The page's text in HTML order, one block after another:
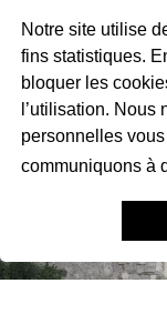
Notre site utilise
fins statistiques.
bloquer les
l’utilisation.
personnelles
communiquons à